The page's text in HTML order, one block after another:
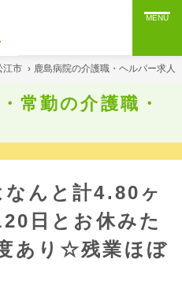
MENU
江市 › 鹿島病院の介護職・ヘルパー求人
常勤の介護職・
なんと計4.80ヶ
日とお休みた
あり☆残業ほぼ